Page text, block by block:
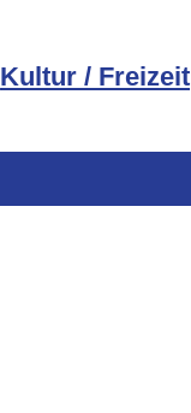
Kultur / Freizeit